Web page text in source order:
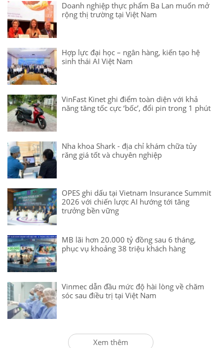
Doanh nghiệp thực phẩm Ba Lan muốn mở
rộng thị trường tại Việt Nam
Hợp lực đại học – ngân hàng, kiến tạo hệ
sinh thái AI Việt Nam
VinFast Kinet ghi điểm toàn diện với khả
năng tăng tốc cực ‘bốc’, đổi pin trong 1 phút
Nha khoa Shark - địa chỉ khám chữa tủy
răng giá tốt và chuyên nghiệp
OPES ghi dấu tại Vietnam Insurance Summit
2026 với chiến lược AI hướng tới tăng
trưởng bền vững
MB lãi hơn 20.000 tỷ đồng sau 6 tháng,
phục vụ khoảng 38 triệu khách hàng
Vinmec dẫn đầu mức độ hài lòng về chăm
sóc sau điều trị tại Việt Nam
Xem thêm